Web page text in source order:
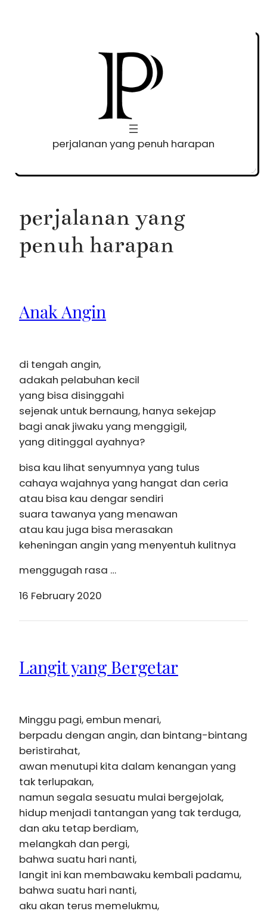
perjalanan yang penuh harapan
perjalanan yang
penuh harapan
Anak Angin
di tengah angin,
adakah pelabuhan kecil
yang bisa disinggahi
sejenak untuk bernaung, hanya sekejap
bagi anak jiwaku yang menggigil,
yang ditinggal ayahnya?
bisa kau lihat senyumnya yang tulus
cahaya wajahnya yang hangat dan ceria
atau bisa kau dengar sendiri
suara tawanya yang menawan
atau kau juga bisa merasakan
keheningan angin yang menyentuh kulitnya
menggugah rasa …
16 February 2020
Langit yang Bergetar
Minggu pagi, embun menari,
berpadu dengan angin, dan bintang-bintang
beristirahat,
awan menutupi kita dalam kenangan yang
tak terlupakan,
namun segala sesuatu mulai bergejolak,
hidup menjadi tantangan yang tak terduga,
dan aku tetap berdiam,
melangkah dan pergi,
bahwa suatu hari nanti,
langit ini kan membawaku kembali padamu,
bahwa suatu hari nanti,
aku akan terus memelukmu,